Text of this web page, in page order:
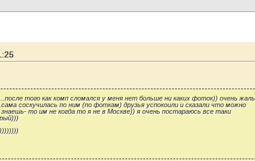
того как комп сломался у меня нет больше ни каких фоток)) очень жаль
соскучилась по ним (по фоткам) друзья успокоили и сказали что можно
то им не когда то я не в Москве)) я очень постараюсь все таки